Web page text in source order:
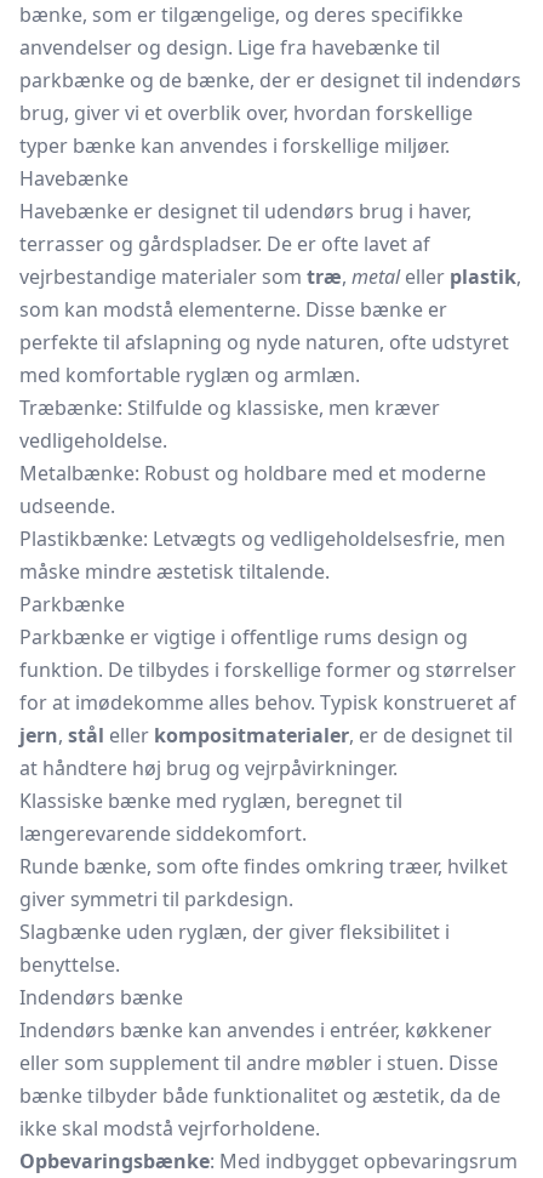
bænke, som er tilgængelige, og deres specifikke
anvendelser og design. Lige fra havebænketil
parkbænke og de bænke, der er designet til indendørs
brug, giver vi et overblik over, hvordan forskellige
typer bænke kan anvendes i forskellige miljøer.
Havebænke
Havebænke er designet til udendørs brug i haver,
terrasser og gårdspladser. De er ofte lavet af
vejrbestandige materialer som træ, metaleller plastik,
som kan modstå elementerne. Disse bænke er
perfekte til afslapning og nyde naturen, ofte udstyret
med komfortable ryglæn og armlæn.
Træbænke: Stilfulde og klassiske, men kræver
vedligeholdelse.
Metalbænke: Robust og holdbare med et moderne
udseende.
Plastikbænke: Letvægts og vedligeholdelsesfrie, men
måske mindre æstetisk tiltalende.
Parkbænke
Parkbænke er vigtige i offentlige rums design og
funktion. De tilbydes i forskellige former og størrelser
for at imødekomme alles behov. Typisk konstrueret af
jern, stål eller kompositmaterialer, er de designet til
at håndtere høj brug og vejrpåvirkninger.
Klassiske bænke med ryglæn, beregnet til
længerevarende siddekomfort.
Runde bænke, som ofte findes omkring træer, hvilket
giver symmetri til parkdesign.
Slagbænke uden ryglæn, der giver fleksibilitet i
benyttelse.
Indendørs bænke
Indendørs bænke kan anvendes i entréer, køkkener
eller som supplement til andre møbler i stuen. Disse
bænke tilbyder både funktionalitet og æstetik, da de
ikke skal modstå vejrforholdene.
Opbevaringsbænke: Med indbygget opbevaringsrum